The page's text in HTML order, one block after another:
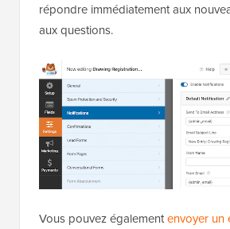
répondre immédiatement aux
aux questions.
Vous pouvez égalementenvoyer un